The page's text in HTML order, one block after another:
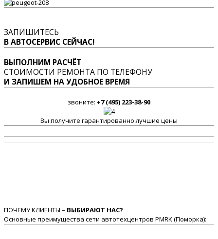
ЗАПИШИТЕСЬ
В АВТОСЕРВИС СЕЙЧАС!
ВЫПОЛНИМ РАСЧЁТ
СТОИМОСТИ РЕМОНТА ПО ТЕЛЕФОНУ
И ЗАПИШЕМ НА УДОБНОЕ ВРЕМЯ
звоните: +7 (495) 223-38-90
Вы получите гарантированно лучшие цены
ПОЧЕМУ КЛИЕНТЫ – ВЫБИРАЮТ НАС?
Основные преимущества сети автотехцентров PMRK (Поморка):